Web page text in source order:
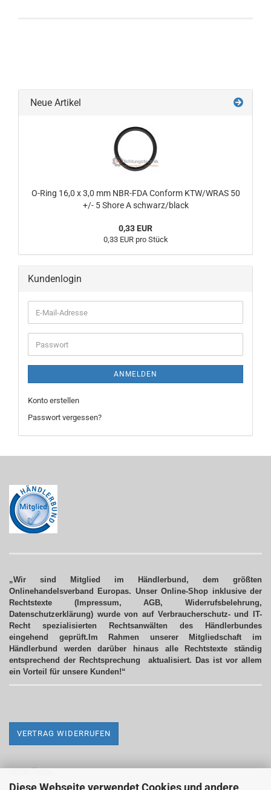
Diese Webseite verwendet Cookies und andere
Neue Artikel
O-Ring 16,0 x 3,0 mm NBR-FDA Conform KTW/WRAS 50
+/- 5 Shore A schwarz/black
0,33 EUR
0,33 EUR pro Stück
Kundenlogin
E-
Mail-
Adresse
Passwort
ANMELDEN
Konto erstellen
Passwort vergessen?
„Wir sind Mitglied im Händlerbund, dem größten
Onlinehandelsverband Europas. Unser Online-Shop inklusive der
Rechtstexte (Impressum, AGB, Widerrufsbelehrung,
Datenschutzerklärung) wurde von auf Verbraucherschutz- und IT-
Recht spezialisierten Rechtsanwälten des Händlerbundes
eingehend geprüft.Im Rahmen unserer Mitgliedschaft im
Händlerbund werden darüber hinaus alle Rechtstexte ständig
entsprechend der Rechtsprechung aktualisiert. Das ist vor allem
ein Vorteil für unsere Kunden!“
VERTRAG WIDERRUFEN